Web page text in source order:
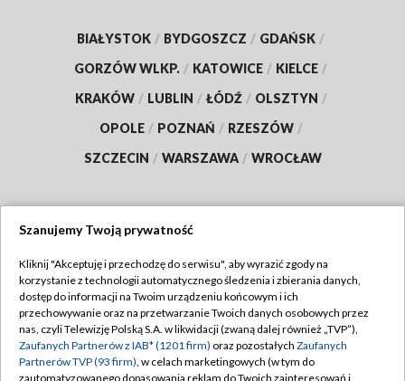
BIAŁYSTOK / BYDGOSZCZ / GDAŃSK /
GORZÓW WLKP. / KATOWICE / KIELCE /
KRAKÓW / LUBLIN / ŁÓDŹ / OLSZTYN /
OPOLE / POZNAŃ / RZESZÓW /
SZCZECIN / WARSZAWA / WROCŁAW
TVP
Abonament TVP
Emisja w TVP
Centrum informacji TVP
Regulamin TVP
Polityka prywatności
Moje zgody
Szanujemy Twoją prywatność
Kliknij "Akceptuję i przechodzę do serwisu", aby wyrazić zgody na
korzystanie z technologii automatycznego śledzenia i zbierania danych,
dostęp do informacji na Twoim urządzeniu końcowym i ich
przechowywanie oraz na przetwarzanie Twoich danych osobowych przez
nas, czyli Telewizję Polską S.A. w likwidacji (zwaną dalej również „TVP”),
Zaufanych Partnerów z IAB* (1201 firm) oraz pozostałych Zaufanych
Partnerów TVP (93 firm), w celach marketingowych (w tym do
zautomatyzowanego dopasowania reklam do Twoich zainteresowań i